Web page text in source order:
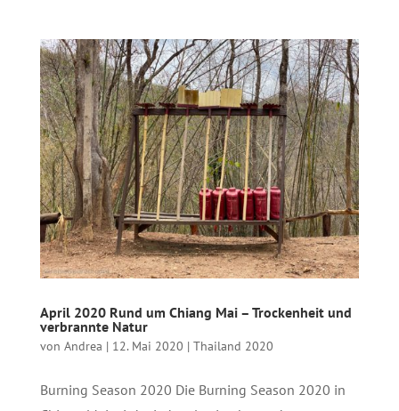
April 2020 Rund um Chiang Mai – Trockenheit und
verbrannte Natur
von Andrea | 12. Mai 2020 | Thailand 2020
Burning Season 2020 Die Burning Season 2020 in